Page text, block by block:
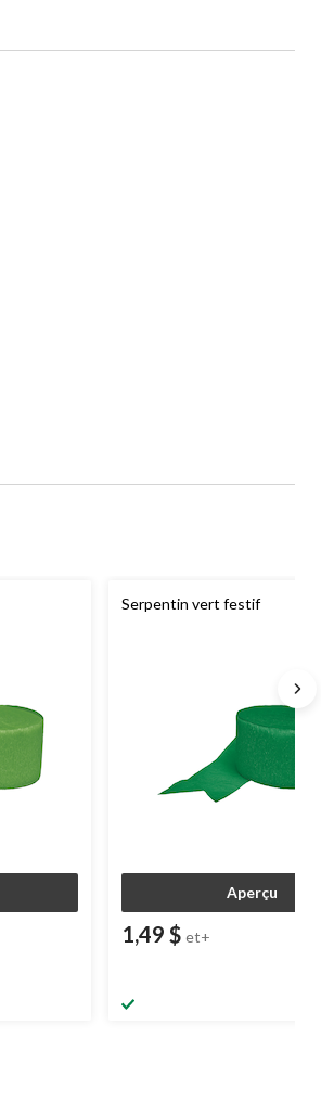
Serpentin vert festif
Aperçu
1,49 $ et+